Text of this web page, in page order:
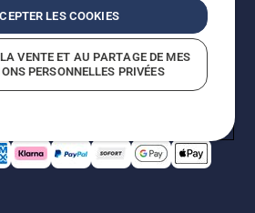
est disponible pour un achat
ImpressionCGVL Shop en ligne
de violations présumées
LES COOKIES
VENTE ET AU PARTAGE DE MES
PERSONNELLES PRIVÉES